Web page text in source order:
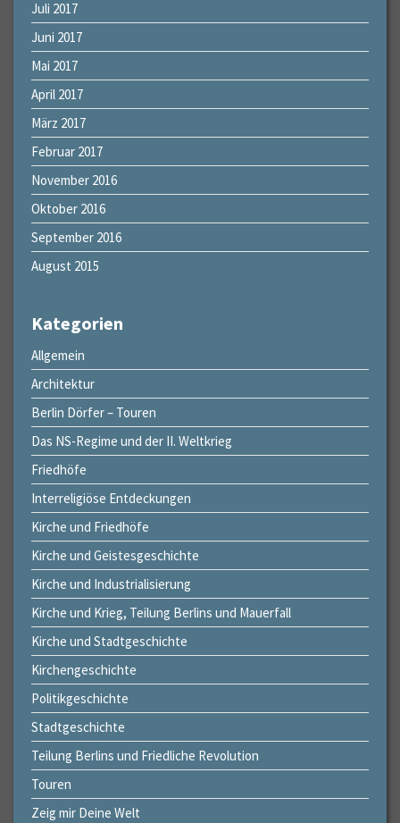
Juli 2017
Juni 2017
Mai 2017
April 2017
März 2017
Februar 2017
November 2016
Oktober 2016
September 2016
August 2015
Kategorien
Allgemein
Architektur
Berlin Dörfer – Touren
Das NS-Regime und der II. Weltkrieg
Friedhöfe
Interreligiöse Entdeckungen
Kirche und Friedhöfe
Kirche und Geistesgeschichte
Kirche und Industrialisierung
Kirche und Krieg, Teilung Berlins und Mauerfall
Kirche und Stadtgeschichte
Kirchengeschichte
Politikgeschichte
Stadtgeschichte
Teilung Berlins und Friedliche Revolution
Touren
Zeig mir Deine Welt